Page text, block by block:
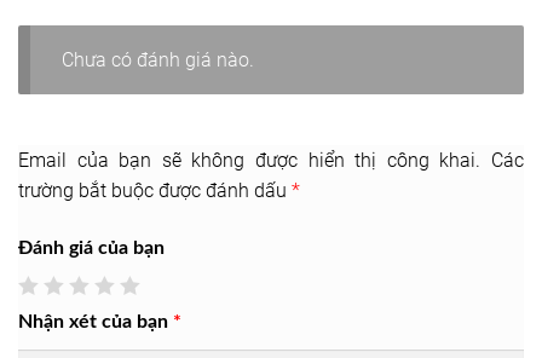
Chưa có đánh giá nào.
Email của bạn sẽ không được hiển thị công khai. Các
trường bắt buộc được đánh dấu *
Đánh giá của bạn
Nhận xét của bạn *